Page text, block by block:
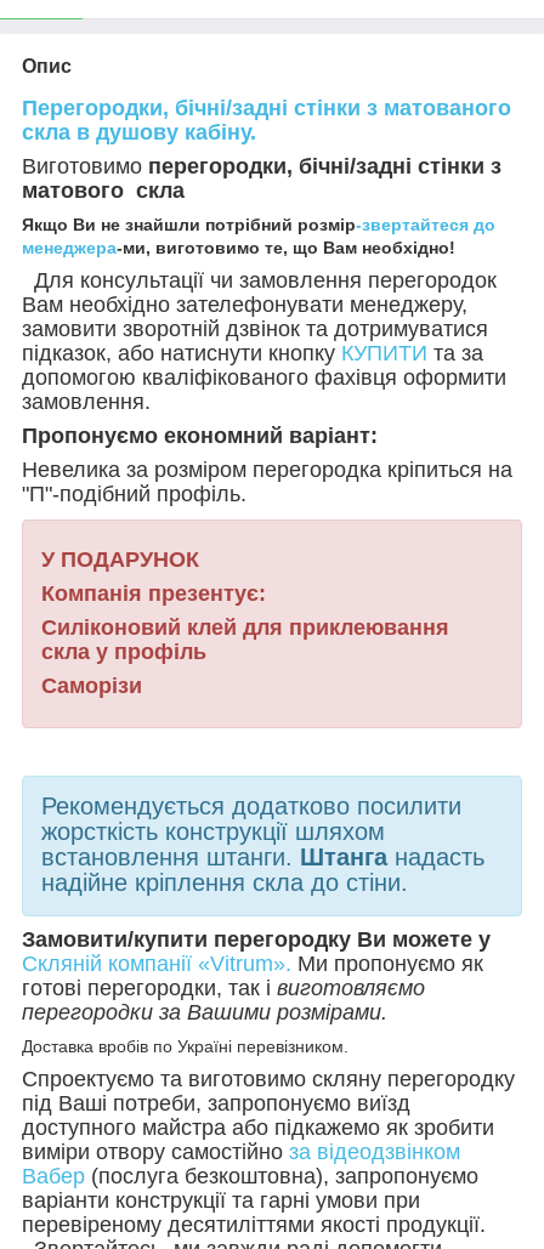
Опис
Перегородки, бічні/задні стінки з матованого
скла в душову кабіну.
Виготовимо перегородки, бічні/задні стінки з
матового скла
Якщо Ви не знайшли потрібний розмір-звертайтеся до
менеджера-ми, виготовимо те, що Вам необхідно!
Для консультації чи замовлення перегородок
Вам необхідно зателефонувати менеджеру,
замовити зворотній дзвінок та дотримуватися
підказок, або натиснути кнопку КУПИТИ та за
допомогою кваліфікованого фахівця оформити
замовлення.
Пропонуємо економний варіант:
Невелика за розміром перегородка кріпиться на
"П"-подібний профіль.
У ПОДАРУНОК
Компанія презентує:
Силіконовий клей для приклеювання
скла у профіль
Саморізи
Рекомендується додатково посилити
жорсткість конструкції шляхом
встановлення штанги. Штанганадасть
надійне кріплення скла до стіни.
Замовити/купити перегородку Ви можете у
Скляній компанії «Vitrum». Ми пропонуємо як
готові перегородки, так і виготовляємо
перегородки за Вашими розмірами.
Доставка вробів по Україні перевізником.
Спроектуємо та виготовимо скляну перегородку
під Ваші потреби, запропонуємо виїзд
доступного майстра або підкажемо як зробити
виміри отвору самостійно за відеодзвінком
Вабер (послуга безкоштовна), запропонуємо
варіанти конструкції та гарні умови при
перевіреному десятиліттями якості продукції.